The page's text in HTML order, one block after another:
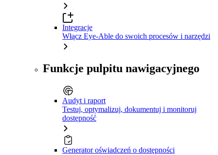
Integracje
Włącz Eye-Able do swoich procesów i narzędzi
Funkcje pulpitu nawigacyjnego
Audyt i raport
Testuj, optymalizuj, dokumentuj i monitoruj
dostępność
Generator oświadczeń o dostępności